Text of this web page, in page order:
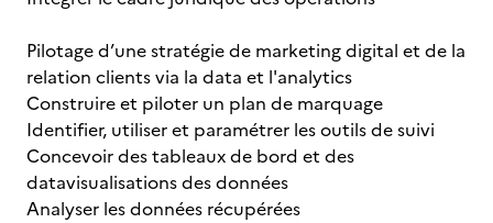
Pilotage d’une stratégie de marketing digital et de la
relation clients via la data et l'analytics
Construire et piloter un plan de marquage
Identifier, utiliser et paramétrer les outils de suivi
Concevoir des tableaux de bord et des
datavisualisations des données
Analyser les données récupérées